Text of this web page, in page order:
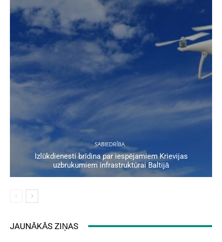
SABIEDRĪBA
Izlūkdienesti brīdina par iespējamiem Krievijas
uzbrukumiem infrastruktūrai Baltijā
JAUNĀKĀS ZIŅAS